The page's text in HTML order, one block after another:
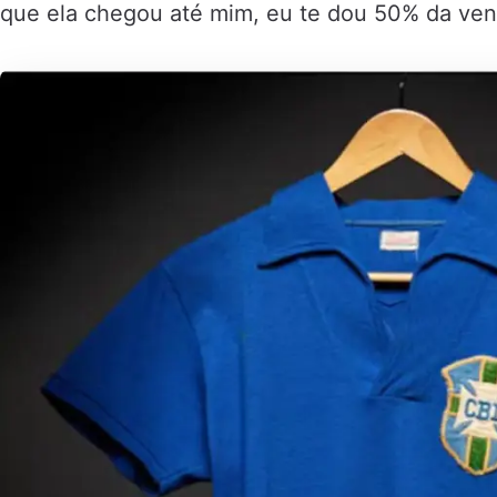
que ela chegou até mim, eu te dou 50% da